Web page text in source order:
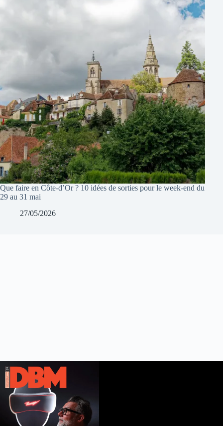
Que faire en Côte-d’Or ? 10 idées de sorties pour le week-end du
29 au 31 mai
27/05/2026